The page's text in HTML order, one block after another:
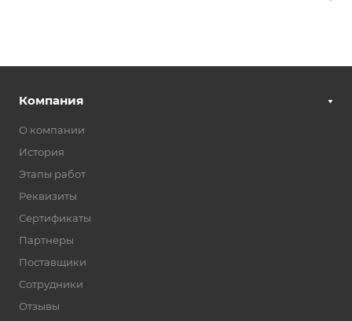
Компания
О компании
История
Этапы работ
Реквизиты
Сертификаты
Партнеры
Поставщики
Сотрудники
Отзывы